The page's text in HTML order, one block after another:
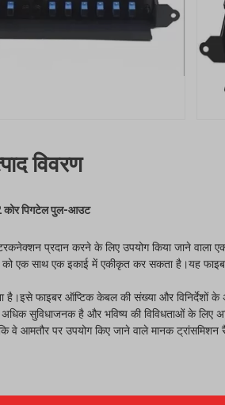
विवरण
कोर पिगटेल पुल-आउट
प्रदान करने के लिए उपयोग किया जाने वाला
एक साथ एक इकाई में एकीकृत कर सकता है।यह
फाइबर ऑप्टिक केबल की संख्या और विनिर्देशों
सुविधाजनक है और भविष्य की विविधताओं के लिए
आमतौर पर उपयोग किए जाने वाले मानक ट्रांसमिशन